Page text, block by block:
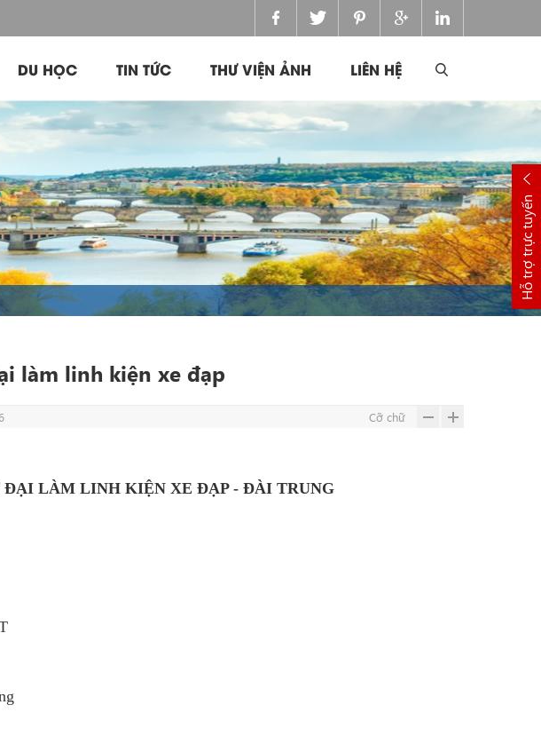
DU HỌC TIN TỨC THƯ VIỆN ẢNH LIÊN HỆ
làm linh kiện xe đạp
Cỡ chữ
ĐẠI LÀM LINH KIỆN XE ĐẠP - ĐÀI TRUNG
Hỗ trợ trực tuyến